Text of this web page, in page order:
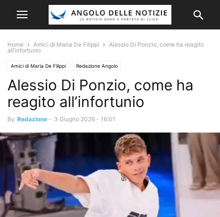
Home Amici di Maria De Filippi
Alessio Di Ponzio, come ha reagito
all’infortunio
Amici di Maria De Filippi Redazione Angolo
Alessio Di Ponzio, come ha
reagito all’infortunio
By Redazione - 3 Giugno 2026 - 16:01